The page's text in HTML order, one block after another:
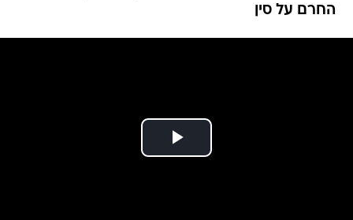
החרם על סין